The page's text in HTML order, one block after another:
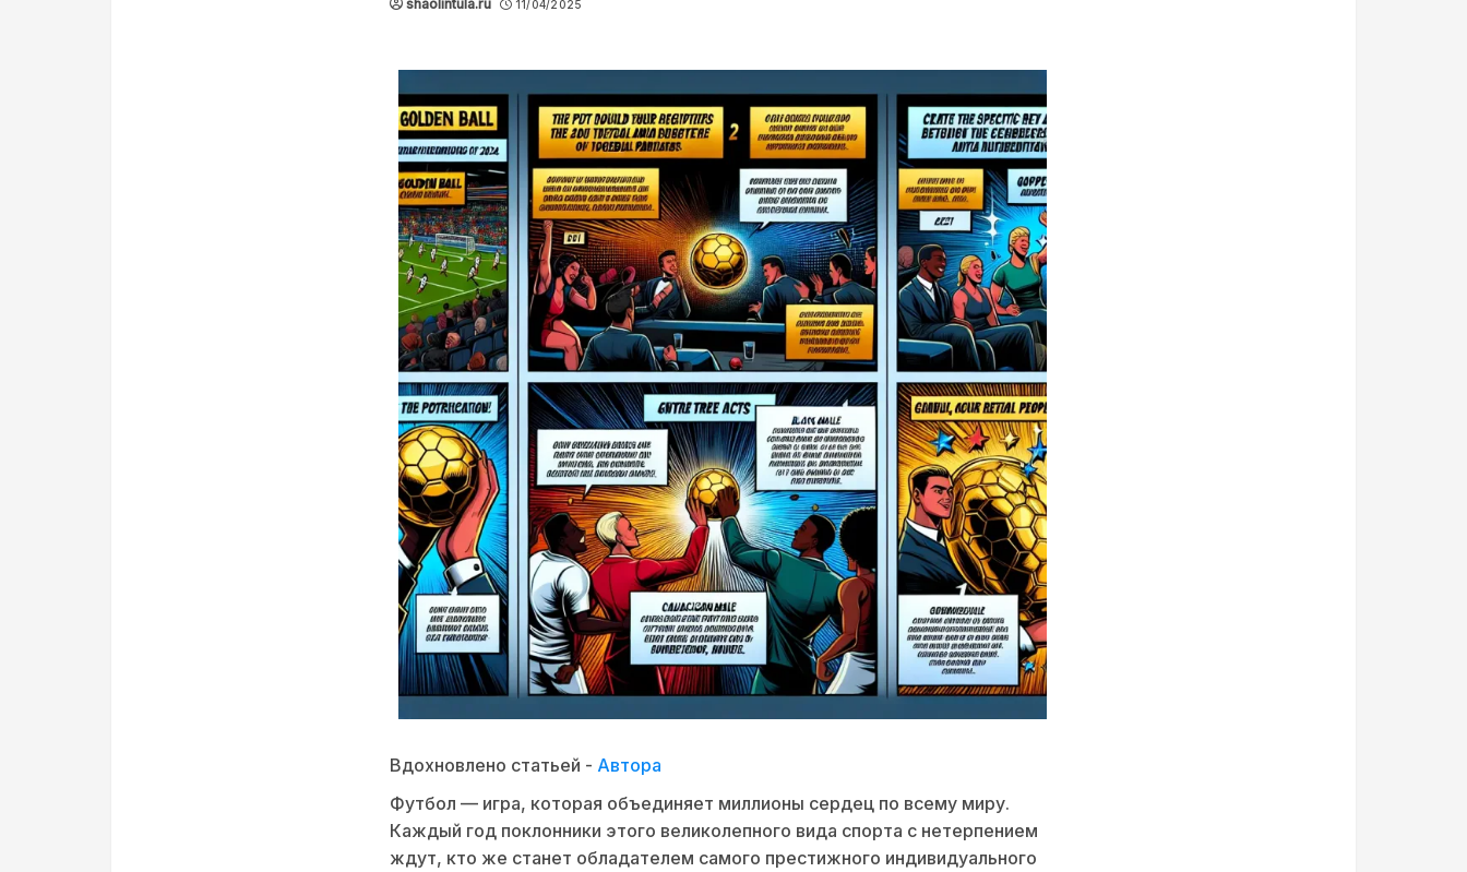
shaolintula.ru 11/04/2025
Вдохновлено статьей - Автора
Футбол — игра, которая объединяет миллионы сердец по всему миру.
Каждый год поклонники этого великолепного вида спорта с нетерпением
ждут, кто же станет обладателем самого престижного индивидуального